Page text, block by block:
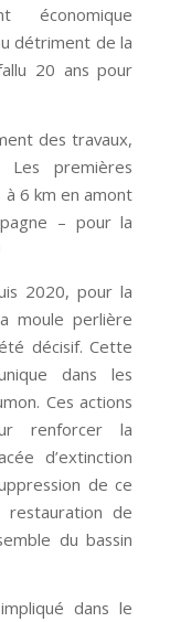
économique
détriment de la
20 ans pour
des travaux,
Les premières
6 km en amont
– pour la
2020, pour la
moule perlière
décisif. Cette
dans les
Ces actions
renforcer la
d’extinction
de ce
de
du bassin
dans le